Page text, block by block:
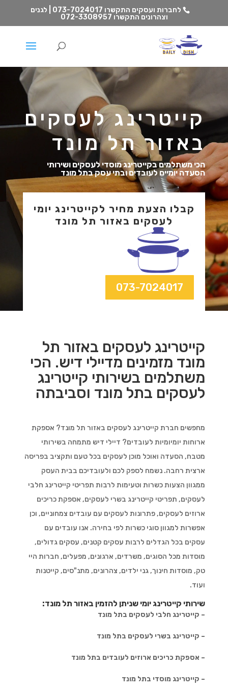
לחברות ועסקים התקשרו
073-7024017 | לגנים
וצהרונים התקשרו 072-3308957
קייטרינג לעסקים
באזור תל מונד
הכי משתלמים בקייטרינג מוסדי לעסקים ושירותי
הסעדה יומיים לעובדים ובתי עסק בתל מונד
קבלו הצעת מחיר לקייטרינג יומי
לעסקים באזור תל מונד
073-7024017
קייטרינג לעסקים באזור תל
מונד מזמינים מדיילי דיש. הכי
משתלמים בשירותי קייטרינג
לעסקים בתל מונד וסביבתה
מחפשים חברת קייטרינג לעסקים באזור תל מונד? אספקת
ארוחות יומיומיות לעובדים? דיילי דיש מתמחה בשירותי
מטבח, הסעדה ואוכל מוכן לעסקים בכל טעם ותקציב בפריסה
ארצית רחבה. נשמח לספק לכם ולעובדיכם בבית העסק
ממגוון הצעות כשרות וטעימות לרבות תפריטי קייטרינג חלבי
לעסקים, תפריטי קייטרינג בשרי לעסקים, אספקת כריכים
ארוזים לעסקים, פתרונות לעסקים עם עובדים צמחוניים, וכן
אפשרות למגוון סוגי כשרות לפי בחירה. אנו עובדים עם
עסקים בכל הגדלים לרבות עסקים קטנים, עסקים גדולים,
מוסדות מכל הסוגים, משרדים, ארגונים, מפעלים, חברות היי
טק, מוסדות חינוך, גני ילדים, צהרונים, מתנ"סים, קייטנות
ועוד.
שירותי קייטרינג יומי שניתן להזמין באזור תל מונד:
– קייטרינג חלבי לעסקים בתל מונד
– קייטרינג בשרי לעסקים בתל מונד
– אספקת כריכים ארוזים לעובדים בתל מונד
– קייטרינג מוסדי בתל מונד